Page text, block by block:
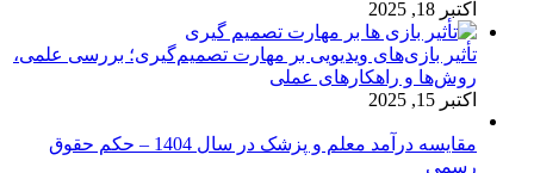
اکتبر 18, 2025
تأثیر بازی‌های ویدیویی بر مهارت تصمیم‌گیری؛ بررسی علمی،
روش‌ها و راهکارهای عملی
اکتبر 15, 2025
مقایسه درآمد معلم و پزشک در سال 1404 – حکم حقوق
رسمی